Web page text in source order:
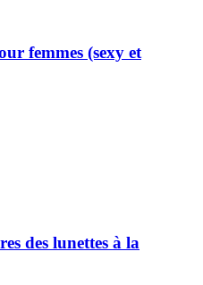
femmes (sexy et
des lunettes à la